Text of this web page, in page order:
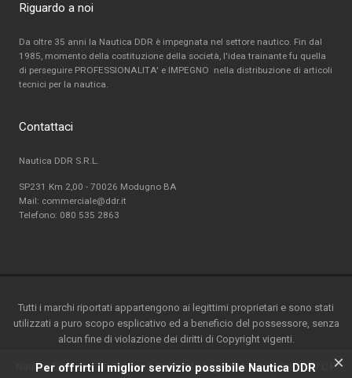
Per offrirti il miglior servizio possibile Nautica DDR ×
Riguardo a noi
Da oltre 35 anni la Nautica DDR è impegnata nel settore nautico. Fin dal
1985, momento della costituzione della società, l'idea trainante fu quella
di perseguire PROFESSIONALITA' e IMPEGNO nella distribuzione di articoli
tecnici per la nautica.
Contattaci
Nautica DDR S.R.L.
SP231 Km 2,00 - 70026 Modugno BA
Mail: commerciale@ddr.it
Telefono: 080 535 2863
Tutti i marchi riportati appartengono ai legittimi proprietari e sono stati
utilizzati a puro scopo esplicativo ed a beneficio del possessore, senza
alcun fine di violazione dei diritti di Copyright vigenti.
Nautica DDR srl - S.P. 231 km.2-70026 Modugno(BA) - Italy-P.ta IVA / C.F.